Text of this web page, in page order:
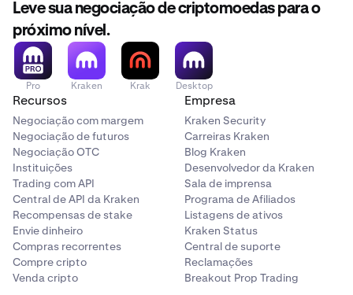
Leve sua negociação de criptomoedas para o
próximo nível.
Pro Kraken Krak Desktop
Recursos
Negociação com margem
Negociação de futuros
Negociação OTC
Instituições
Trading com API
Central de API da Kraken
Recompensas de stake
Envie dinheiro
Compras recorrentes
Compre cripto
Venda cripto
Empresa
Kraken Security
Carreiras Kraken
Blog Kraken
Desenvolvedor da Kraken
Sala de imprensa
Programa de Afiliados
Listagens de ativos
Kraken Status
Central de suporte
Reclamações
Breakout Prop Trading